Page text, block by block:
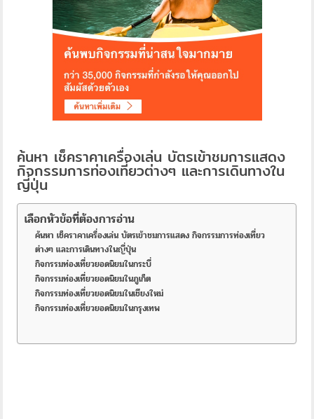
ค้นหา เช็คราคาเครื่องเล่น บัตรเข้าชมการแสดง
กิจกรรมการท่องเที่ยวต่างๆ และการเดินทางใน
ญี่ปุ่น
เลือกหัวข้อที่ต้องการอ่าน
ค้นหา เช็คราคาเครื่องเล่น บัตรเข้าชมการแสดง กิจกรรมการท่องเที่ยว
ต่างๆ และการเดินทางในญี่ปุ่น
กิจกรรมท่องเที่ยวยอดนิยมในกระบี่
กิจกรรมท่องเที่ยวยอดนิยมในภูเก็ต
กิจกรรมท่องเที่ยวยอดนิยมในเชียงใหม่
กิจกรรมท่องเที่ยวยอดนิยมในกรุงเทพ